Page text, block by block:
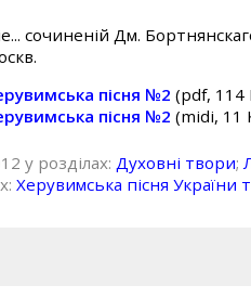
сочиненiй Дм.
пісня №2 (pdf, 114
пісня №2 (midi, 11
у розділах:Духовні твори;
Херувимська пісня України